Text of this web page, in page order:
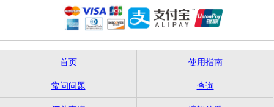
首页 使用指南
常问问题 查询